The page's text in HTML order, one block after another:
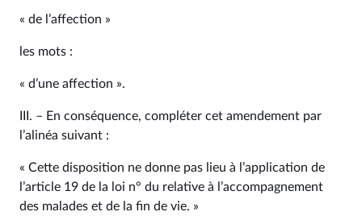
« de l’affection »
les mots :
« d’une affection ».
III. – En conséquence, compléter cet amendement par
l’alinéa suivant :
« Cette disposition ne donne pas lieu à l’application de
l’article 19 de la loi n° du relative à l’accompagnement
des malades et de la fin de vie. »